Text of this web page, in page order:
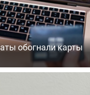
обогнали карты